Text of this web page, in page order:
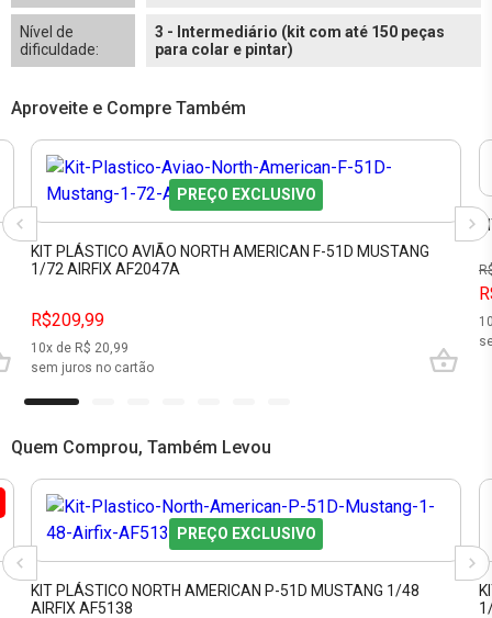
Nível de
dificuldade:
3 - Intermediário (kit com até 150 peças
para colar e pintar)
Aproveite e Compre Também
PREÇO EXCLUSIVO
KIT PLÁSTICO AVIÃO NORTH AMERICAN F-51D MUSTANG
1/72 AIRFIX AF2047A
R$209,99
10x de R$ 20,99
sem juros no cartão
Quem Comprou, Também Levou
PREÇO EXCLUSIVO
KIT PLÁSTICO NORTH AMERICAN P-51D MUSTANG 1/48
AIRFIX AF5138